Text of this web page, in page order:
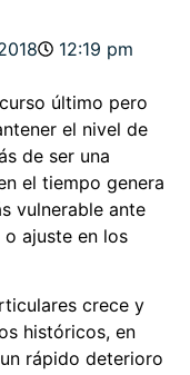
12:19 pm
último pero
el nivel de
de ser una
el tiempo genera
vulnerable ante
ajuste en los
crece y
históricos, en
rápido deterioro